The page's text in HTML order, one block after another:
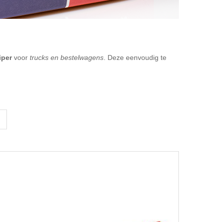
voor trucks en bestelwagens . Deze eenvoudig te